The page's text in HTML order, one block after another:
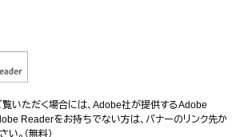
覧いただく場合には、Adobe社が提供するAdobe
Readerをお持ちでない方は、バナーのリンク先か
。（無料）